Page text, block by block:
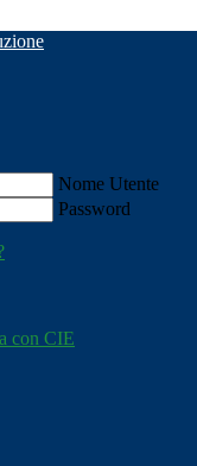
Nome Utente
Password
con CIE